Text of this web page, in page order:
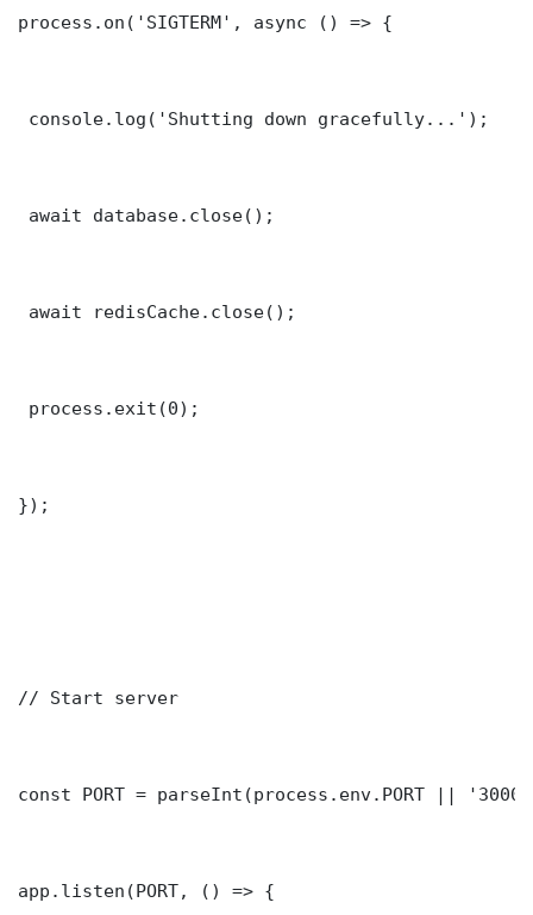
process.on('SIGTERM', async () => {
console.log('Shutting down gracefully...');
await database.close();
await redisCache.close();
process.exit(0);
});
// Start server
const PORT = parseInt(process.env.PORT ||
app.listen(PORT, () => {